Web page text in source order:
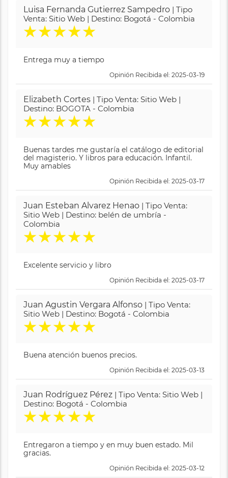
Luisa Fernanda Gutierrez Sampedro | Tipo
Venta: Sitio Web | Destino: Bogotá - Colombia
★★★★★
Entrega muy a tiempo
Opinión Recibida el: 2025-03-19
Elizabeth Cortes | Tipo Venta: Sitio Web |
Destino: BOGOTA - Colombia
★★★★★
Buenas tardes me gustaría el catálogo de editorial
del magisterio. Y libros para educación. Infantil.
Muy amables
Opinión Recibida el: 2025-03-17
Juan Esteban Alvarez Henao | Tipo Venta:
Sitio Web | Destino: belén de umbría -
Colombia
★★★★★
Excelente servicio y libro
Opinión Recibida el: 2025-03-17
Juan Agustin Vergara Alfonso | Tipo Venta:
Sitio Web | Destino: Bogotá - Colombia
★★★★★
Buena atención buenos precios.
Opinión Recibida el: 2025-03-13
Juan Rodríguez Pérez | Tipo Venta: Sitio Web |
Destino: Bogotá - Colombia
★★★★★
Entregaron a tiempo y en muy buen estado. Mil
gracias.
Opinión Recibida el: 2025-03-12